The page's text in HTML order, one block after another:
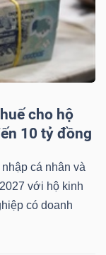
cho hộ
10 tỷ đồng
cá nhân và
với hộ kinh
có doanh